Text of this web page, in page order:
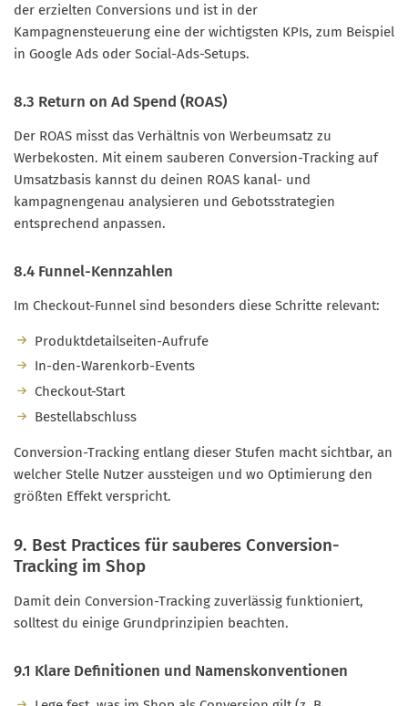
der erzielten Conversions und ist in der
Kampagnensteuerung eine der wichtigsten KPIs, zum Beispiel
in Google Ads oder Social-Ads-Setups.
8.3 Return on Ad Spend (ROAS)
Der ROAS misst das Verhältnis von Werbeumsatz zu
Werbekosten. Mit einem sauberen Conversion-Tracking auf
Umsatzbasis kannst du deinen ROAS kanal- und
kampagnengenau analysieren und Gebotsstrategien
entsprechend anpassen.
8.4 Funnel-Kennzahlen
Im Checkout-Funnel sind besonders diese Schritte relevant:
Produktdetailseiten-Aufrufe
In-den-Warenkorb-Events
Checkout-Start
Bestellabschluss
Conversion-Tracking entlang dieser Stufen macht sichtbar, an
welcher Stelle Nutzer aussteigen und wo Optimierung den
größten Effekt verspricht.
9. Best Practices für sauberes Conversion-
Tracking im Shop
Damit dein Conversion-Tracking zuverlässig funktioniert,
solltest du einige Grundprinzipien beachten.
9.1 Klare Definitionen und Namenskonventionen